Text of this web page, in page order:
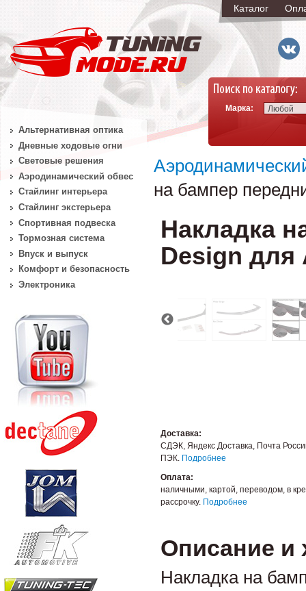
Каталог
Марка: Любой
на бампер
Накладка
Design для
Доставка:
СДЭК, Яндекс Доставка, Почта
ПЭК. Подробнее
Оплата:
наличными, картой, переводом, в
рассрочку. Подробнее
Описание и
Накладка на
Альтернативная оптика
Дневные ходовые огни
Световые решения
Аэродинамический обвес
Стайлинг интерьера
Стайлинг экстерьера
Спортивная подвеска
Тормозная система
Впуск и выпуск
Комфорт и безопасность
Электроника